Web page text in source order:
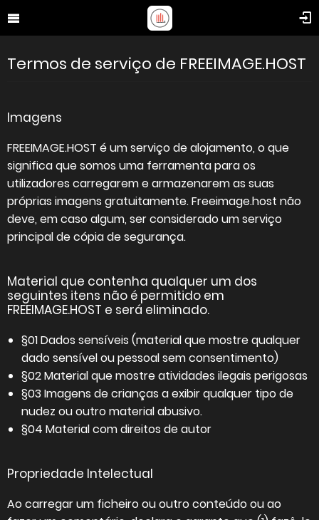
Termos de serviço de FREEIMAGE.HOST
Imagens
FREEIMAGE.HOST é um serviço de alojamento, o que
significa que somos uma ferramenta para os
utilizadores carregarem e armazenarem as suas
próprias imagens gratuitamente. Freeimage.host não
deve, em caso algum, ser considerado um serviço
principal de cópia de segurança.
Material que contenha qualquer um dos
seguintes itens não é permitido em
FREEIMAGE.HOST e será eliminado.
§01 Dados sensíveis (material que mostre qualquer
dado sensível ou pessoal sem consentimento)
§02 Material que mostre atividades ilegais perigosas
§03 Imagens de crianças a exibir qualquer tipo de
nudez ou outro material abusivo.
§04 Material com direitos de autor
Propriedade Intelectual
Ao carregar um ficheiro ou outro conteúdo ou ao